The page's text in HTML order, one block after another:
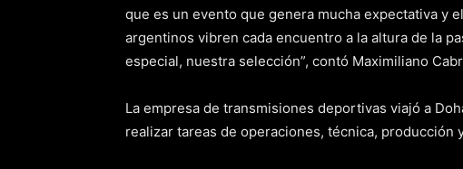
que es un evento que genera mucha expectativa y
argentinos vibren cada encuentro a la altura de la
especial, nuestra selección”, contó Maximiliano
La empresa de transmisiones deportivas viajó a
realizar tareas de operaciones, técnica, producción